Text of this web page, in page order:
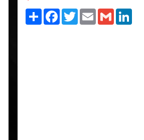
Paylaş FacebookTwitter Email Gmail